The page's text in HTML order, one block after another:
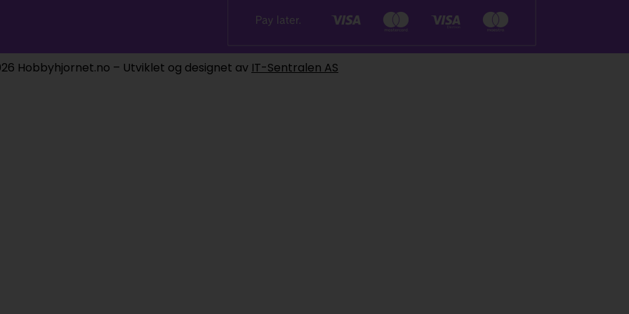
Hobbyhjornet.no – Utviklet og designet av IT-Sentralen AS